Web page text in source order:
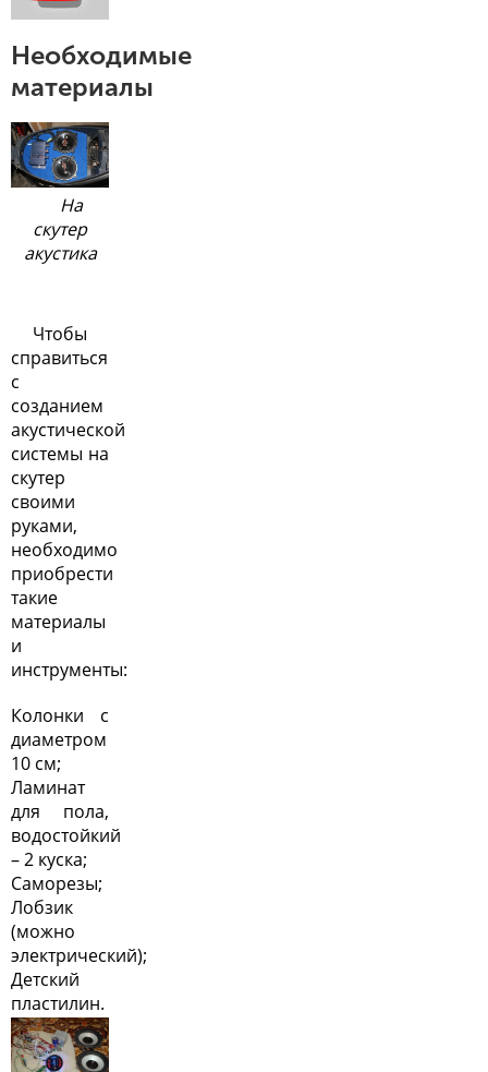
Необходимые
материалы
На
скутер
акустика
Чтобы
справиться
с
созданием
акустической
системы на
скутер
своими
руками,
необходимо
приобрести
такие
материалы
и
инструменты:
Колонки с
диаметром
10 см;
Ламинат
для пола,
водостойкий
– 2 куска;
Саморезы;
Лобзик
(можно
электрический);
Детский
пластилин.